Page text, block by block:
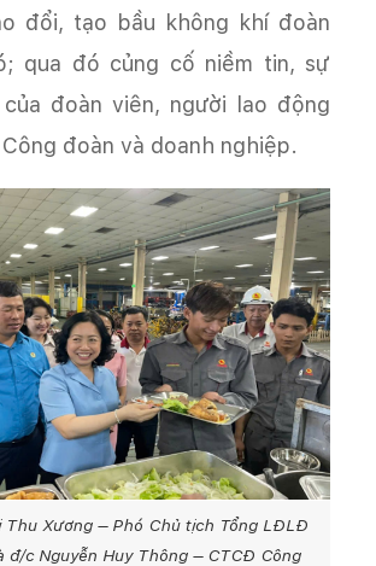
đổi, tạo bầu không khí đoàn
qua đó củng cố niềm tin, sự
đoàn viên, người lao động
đoàn và doanh nghiệp.
Xương – Phó Chủ tịch Tổng LĐLĐ
đ/c Nguyễn Huy Thông – CTCĐ Công